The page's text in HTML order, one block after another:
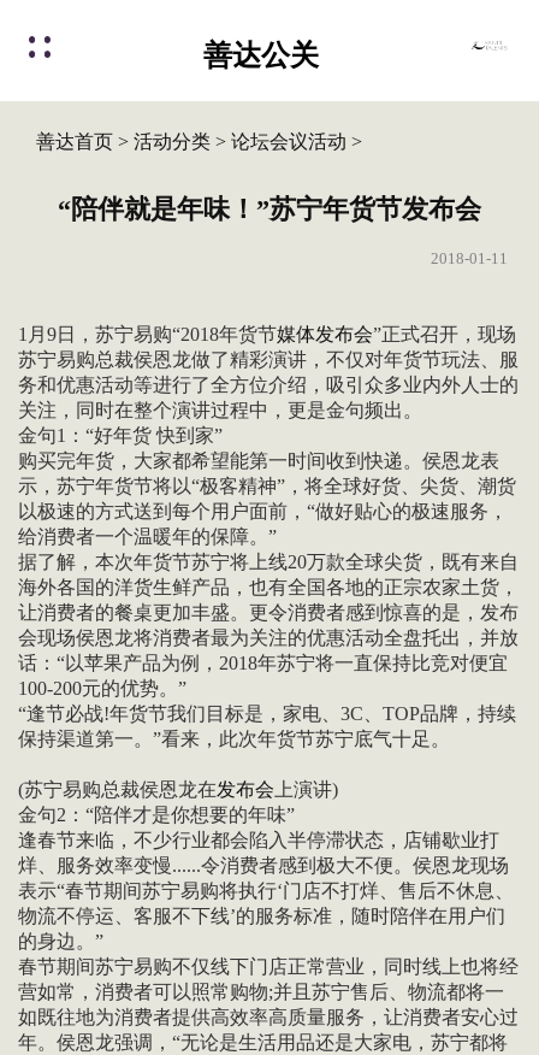
善达公关
善达首页> 活动分类> 论坛会议活动 >
“陪伴就是年味！”苏宁年货节发布会
2018-01-11
1月9日，苏宁易购“2018年货节媒体发布会”正式召开，现场
苏宁易购总裁侯恩龙做了精彩演讲，不仅对年货节玩法、服
务和优惠活动等进行了全方位介绍，吸引众多业内外人士的
关注，同时在整个演讲过程中，更是金句频出。
金句1：“好年货 快到家”
购买完年货，大家都希望能第一时间收到快递。侯恩龙表
示，苏宁年货节将以“极客精神”，将全球好货、尖货、潮货
以极速的方式送到每个用户面前，“做好贴心的极速服务，
给消费者一个温暖年的保障。”
据了解，本次年货节苏宁将上线20万款全球尖货，既有来自
海外各国的洋货生鲜产品，也有全国各地的正宗农家土货，
让消费者的餐桌更加丰盛。更令消费者感到惊喜的是，发布
会现场侯恩龙将消费者最为关注的优惠活动全盘托出，并放
话：“以苹果产品为例，2018年苏宁将一直保持比竞对便宜
100-200元的优势。”
“逢节必战!年货节我们目标是，家电、3C、TOP品牌，持续
保持渠道第一。”看来，此次年货节苏宁底气十足。
(苏宁易购总裁侯恩龙在发布会 上演讲)
金句2：“陪伴才是你想要的年味”
逢春节来临，不少行业都会陷入半停滞状态，店铺歇业打
烊、服务效率变慢......令消费者感到极大不便。侯恩龙现场
表示“春节期间苏宁易购将执行‘门店不打烊、售后不休息、
物流不停运、客服不下线’的服务标准，随时陪伴在用户们
的身边。”
春节期间苏宁易购不仅线下门店正常营业，同时线上也将经
营如常，消费者可以照常购物;并且苏宁售后、物流都将一
如既往地为消费者提供高效率高质量服务，让消费者安心过
年。侯恩龙强调，“无论是生活用品还是大家电，苏宁都将